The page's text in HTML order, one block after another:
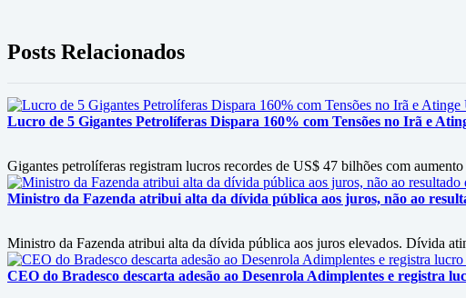
Posts Relacionados
Lucro de 5 Gigantes Petrolíferas Dispara 160% com Tensões no Irã e
Gigantes petrolíferas registram lucros recordes de US$ 47 bilhões com
Ministro da Fazenda atribui alta da dívida pública aos juros, não ao
Ministro da Fazenda atribui alta da dívida pública aos juros elevados. Dívida
CEO do Bradesco descarta adesão ao Desenrola Adimplentes e registra